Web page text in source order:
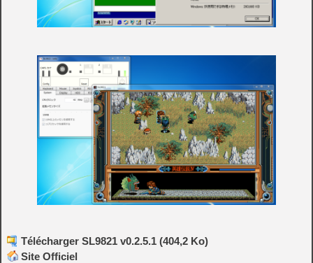
Télécharger SL9821 v0.2.5.1 (404,2 Ko)
Site Officiel